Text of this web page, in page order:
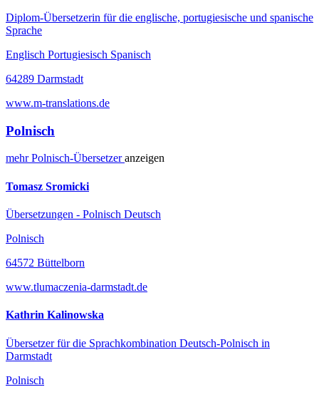
Diplom-Übersetzerin für die englische, portugiesische und spanische
Sprache
Englisch Portugiesisch Spanisch
64289 Darmstadt
www.m-translations.de
Polnisch
mehrPolnisch-Übersetzeranzeigen
Tomasz Sromicki
Übersetzungen - Polnisch Deutsch
Polnisch
64572 Büttelborn
www.tlumaczenia-darmstadt.de
Kathrin Kalinowska
Übersetzer für die Sprachkombination Deutsch-Polnisch in
Darmstadt
Polnisch